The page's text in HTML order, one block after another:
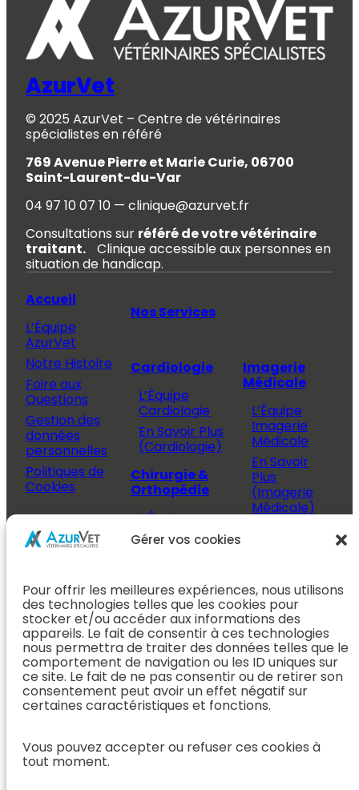
Gérer vos cookies
Pour offrir les meilleures expériences, nous utilisons
des technologies telles que les cookies pour
stocker et/ou accéder aux informations des
appareils. Le fait de consentir à ces technologies
nous permettra de traiter des données telles que le
comportement de navigation ou les ID uniques sur
ce site. Le fait de ne pas consentir ou de retirer son
consentement peut avoir un effet négatif sur
certaines caractéristiques et fonctions.
Vous pouvez accepter ou refuser ces cookies à
tout moment.
AzurVet
© 2025 AzurVet – Centre de vétérinaires
spécialistes en référé
769 Avenue Pierre et Marie Curie, 06700
Saint-Laurent-du-Var
04 97 10 07 10 — clinique@azurvet.fr
Consultations sur référé de votre vétérinaire
traitant. Clinique accessible aux personnes en
situation de handicap.
Accueil
L’Équipe
AzurVet
Notre Histoire
Foire aux
Questions
Gestion des
données
personnelles
Politiques de
Cookies
Propriétaire
Prendre
rendez-vous
Après mon
rendez-vous
Espace
Vétérinaire
cas
Nous rejoindre
Nos Services
Cardiologie
L’Équipe
Cardiologie
En Savoir Plus
(Cardiologie)
Chirurgie &
Orthopédie
L’Équipe
Chirurgie &
Orthopédie
(Chirurgie &
Orthopédie)
Dentisterie &
ORL
L’Équipe
Dentisterie &
ORL
(Dentisterie &
ORL)
Imagerie
Médicale
L’Équipe
Imagerie
Médicale
En Savoir
Plus
(Imagerie
Médicale)
Médecine
Interne
En Savoir
Plus
(Médecine
Interne)
Neurologie
Neurologie